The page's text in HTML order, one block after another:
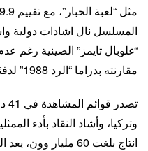
المسلسل نال اشادات دولية
“غلوبال تايمز” الصينية رغم
مقارنته بدراما “الرد 1988” لدفئه واثارته للحنين.
وتركيا، وأشاد النقاد بأدء
انتاج بلغت 60 مليار